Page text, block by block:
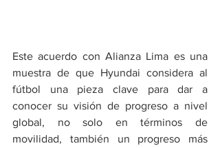
Este acuerdo con Alianza Lima es una
muestra de que Hyundai considera al
fútbol una pieza clave para dar a
conocer su visión de progreso a nivel
global, no solo en términos de
movilidad, también un progreso más